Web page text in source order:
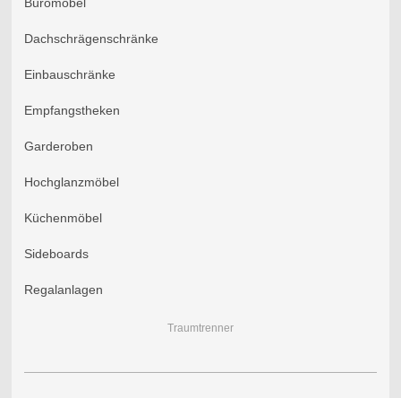
Büromöbel
Dachschrägenschränke
Einbauschränke
Empfangstheken
Garderoben
Hochglanzmöbel
Küchenmöbel
Sideboards
Regalanlagen
Traumtrenner